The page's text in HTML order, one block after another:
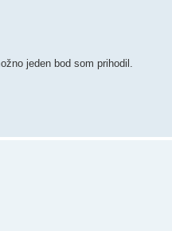
jeden bod som prihodil.